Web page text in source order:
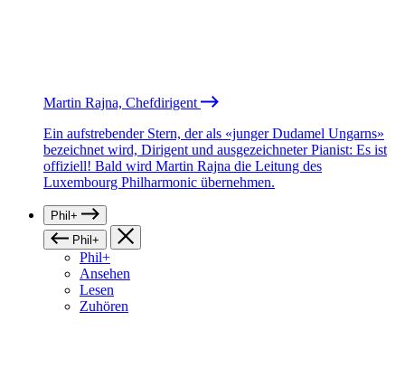
Martin Rajna, Chefdirigent
Ein aufstrebender Stern, der als «junger Dudamel Ungarns»
bezeichnet wird, Dirigent und ausgezeichneter Pianist: Es ist
offiziell! Bald wird Martin Rajna die Leitung des
Luxembourg Philharmonic übernehmen.
Phil+
Phil+
Phil+
Ansehen
Lesen
Zuhören